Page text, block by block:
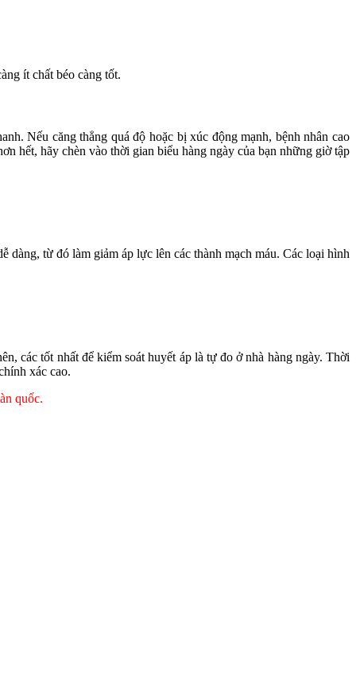
ít chất béo càng tốt.
Nếu căng thẳng quá độ hoặc bị xúc động mạnh, bệnh nhân cao
hết, hãy chèn vào thời gian biểu hàng ngày của bạn những giờ tập
dàng, từ đó làm giảm áp lực lên các thành mạch máu. Các loại hình
các tốt nhất để kiểm soát huyết áp là tự đo ở nhà hàng ngày. Thời
xác cao.
quốc.